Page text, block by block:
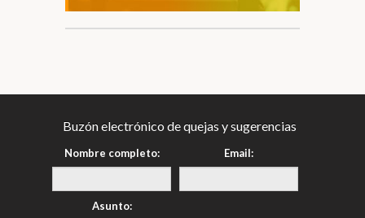
Buzón electrónico de quejas y sugerencias
Nombre completo: Email:
Asunto: